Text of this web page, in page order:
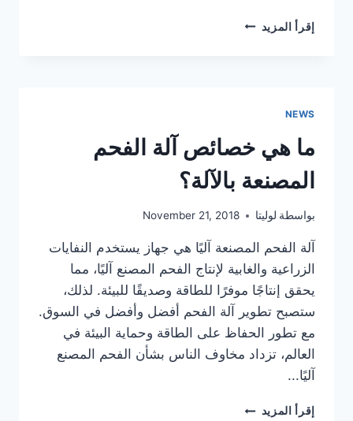
إقرأ المزيد جزء
NEWS
ما هي خصائص آلة الفحم
المصنعة بالآلة؟
بواسطة لوليتا November 21, 2018
آلة الفحم المصنعة آليًا هي جهاز يستخدم النفايات
الزراعية والغابية لإنتاج الفحم المصنع آليًا، مما
يحقق إنتاجًا موفرًا للطاقة وصديقًا للبيئة. لذلك،
ستصبح تطوير آلة الفحم أفضل وأفضل في السوق.
مع تطور الحفاظ على الطاقة وحماية البيئة في
العالم، تزداد مخاوف الناس بشأن الفحم المصنع
آليًا...
إقرأ المزيد ما